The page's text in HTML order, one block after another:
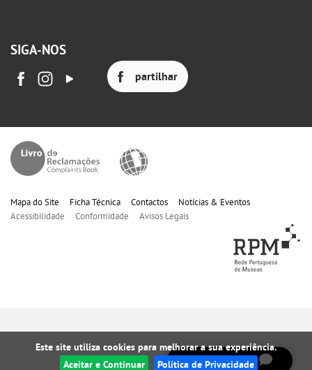
SIGA-NOS
partilhar
Mapa do Site Ficha Técnica Contactos
Notícias & Eventos
Acessibilidade
Conformidade Avisos Legais
fale connosco!